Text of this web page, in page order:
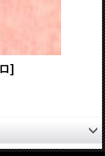
]
中や典礼の場だけでな